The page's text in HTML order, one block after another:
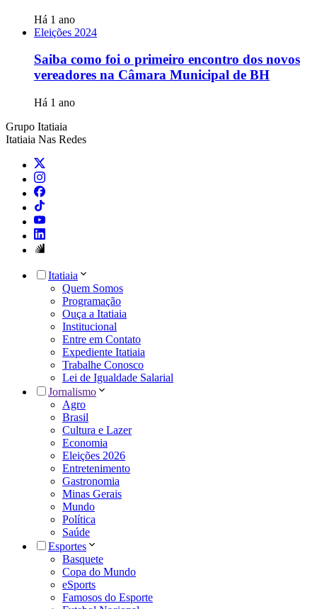
Há 1 ano
Eleições 2024
Saiba como foi o primeiro encontro dos novos
vereadores na Câmara Municipal de BH
Há 1 ano
Grupo Itatiaia
Itatiaia Nas Redes
Itatiaia
Quem Somos
Programação
Ouça a Itatiaia
Institucional
Entre em Contato
Expediente Itatiaia
Trabalhe Conosco
Lei de Igualdade Salarial
Jornalismo
Agro
Brasil
Cultura e Lazer
Economia
Eleições 2026
Entretenimento
Gastronomia
Minas Gerais
Mundo
Política
Saúde
Esportes
Basquete
Copa do Mundo
eSports
Famosos do Esporte